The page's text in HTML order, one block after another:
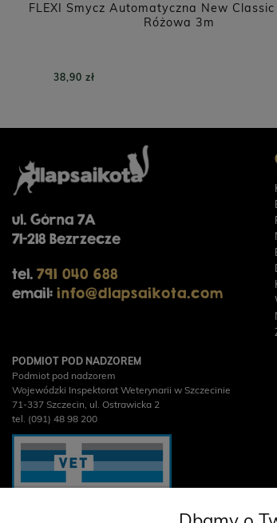
FLEXI Smycz Automatyczna New Classic
Różowa 3m
38,90 zł
ul. Górna 7A
71-218 Bezrzecze
tel. 791 040 688
email: info@dlapsaikota.com
PODMIOT POD NADZOREM
Podmiot pod nadzorem
Wojewódzki Inspektorat Weterynarii w Szczecinie
71-337 Szczecin, ul. Ostrawicka 2
tel. (091) 48 98 200